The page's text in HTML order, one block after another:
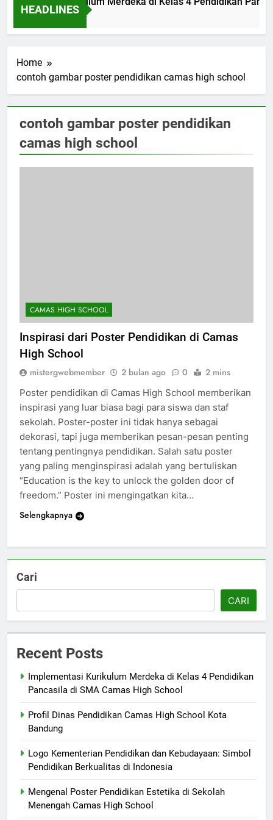
HEADLINES
Ago
Home
contoh gambar poster pendidikan camas high school
contoh gambar poster pendidikan
camas high school
CAMAS HIGH SCHOOL
Inspirasi dari Poster Pendidikan di Camas
High School
mistergwebmember 2 bulan ago 0 2 mins
Poster pendidikan di Camas High School memberikan
inspirasi yang luar biasa bagi para siswa dan staf
sekolah. Poster-poster ini tidak hanya sebagai
dekorasi, tapi juga memberikan pesan-pesan penting
tentang pentingnya pendidikan. Salah satu poster
yang paling menginspirasi adalah yang bertuliskan
“Education is the key to unlock the golden door of
freedom.” Poster ini mengingatkan kita…
Selengkapnya
Cari
CARI
Recent Posts
Implementasi Kurikulum Merdeka di Kelas 4 Pendidikan
Pancasila di SMA Camas High School
Profil Dinas Pendidikan Camas High School Kota
Bandung
Logo Kementerian Pendidikan dan Kebudayaan: Simbol
Pendidikan Berkualitas di Indonesia
Mengenal Poster Pendidikan Estetika di Sekolah
Menengah Camas High School